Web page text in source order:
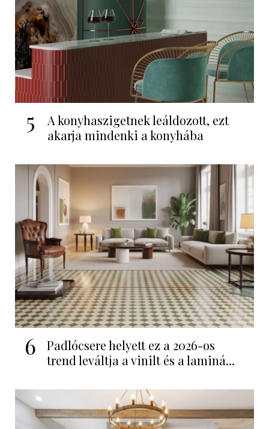
5
A konyhaszigetnek leáldozott, ezt
akarja mindenki a konyhába
6
Padlócsere helyett ez a 2026-os
trend leváltja a vinilt és a laminá...